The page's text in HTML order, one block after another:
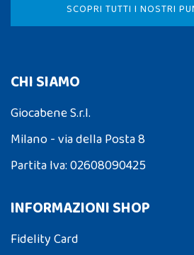
SCOPRI TUTTI I NOSTRI
CHI SIAMO
Giocabene S.r.l.
Milano - via della Posta 8
Partita Iva: 02608090425
INFORMAZIONI SHOP
Fidelity Card